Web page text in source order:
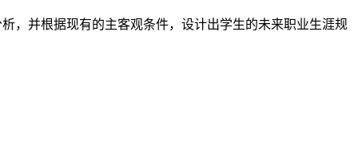
，并根据现有的主客观条件，设计出学生的未来职业生涯规